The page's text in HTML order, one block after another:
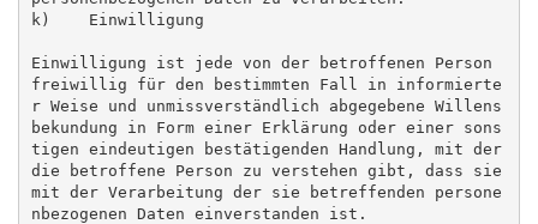
k)    Einwilligung
Einwilligung ist jede von der betroffenen Person
freiwillig für den bestimmten Fall in informierte
r Weise und unmissverständlich abgegebene Willens
bekundung in Form einer Erklärung oder einer sons
tigen eindeutigen bestätigenden Handlung, mit der
die betroffene Person zu verstehen gibt, dass sie
mit der Verarbeitung der sie betreffenden persone
nbezogenen Daten einverstanden ist.